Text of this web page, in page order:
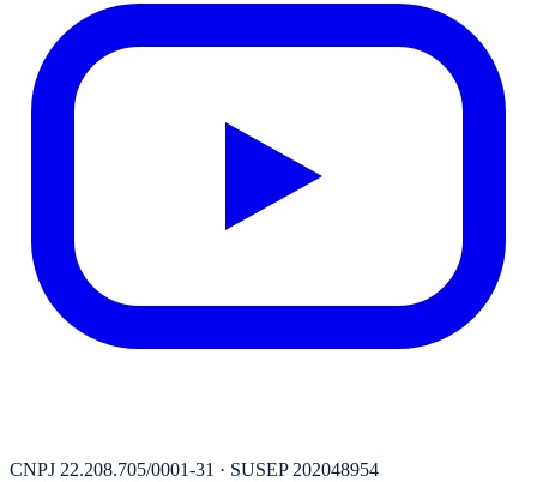
CNPJ 22.208.705/0001-31 · SUSEP 202048954